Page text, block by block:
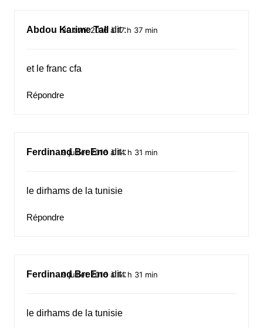
Abdou Karime Tall dit :
30 avril 2016 à 17 h 37 min
et le franc cfa
Répondre
Ferdinand BreEno dit :
9 juillet 2016 à 14 h 31 min
le dirhams de la tunisie
Répondre
Ferdinand BreEno dit :
9 juillet 2016 à 14 h 31 min
le dirhams de la tunisie